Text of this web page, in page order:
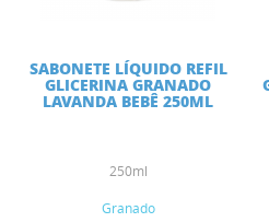
SABONETE LÍQUIDO REFIL
GLICERINA GRANADO
LAVANDA BEBÊ 250ML
250ml
Granado